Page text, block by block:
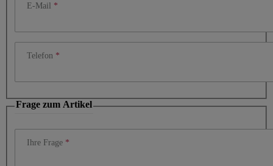
E-Mail
Telefon
Frage zum Artikel
Ihre Frage